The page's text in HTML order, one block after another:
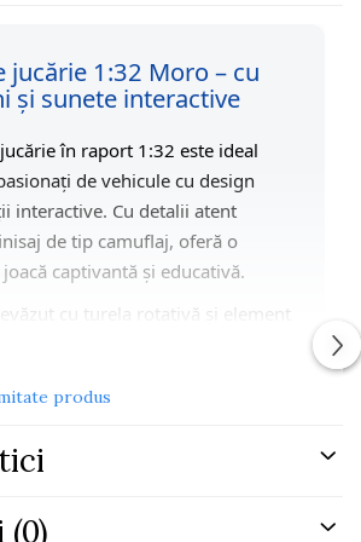
jucărie 1:32 Moro – cu
și sunete interactive
în raport 1:32 este ideal
de vehicule cu design
interactive. Cu detalii atent
de tip camuflaj, oferă o
captivantă și educativă.
cu turela rotativă și element
mișcare flexibilă în timpul
butoanelor de pe partea
efecte luminoase și
Lumina roșie integrată adaugă un
produs
(0)